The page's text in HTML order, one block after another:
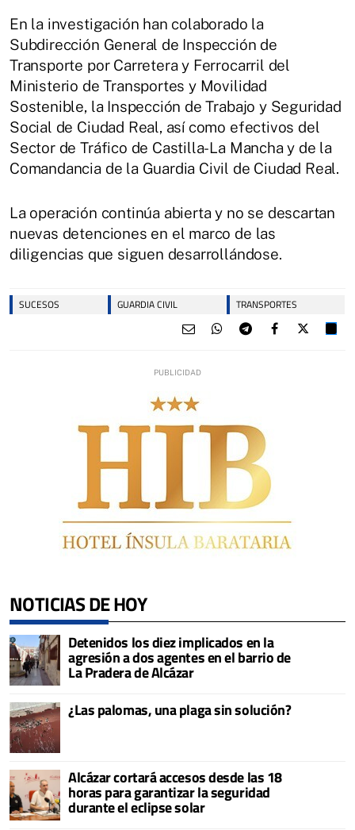
En la investigación han colaborado la
Subdirección General de Inspección de
Transporte por Carretera y Ferrocarril del
Ministerio de Transportes y Movilidad
Sostenible, la Inspección de Trabajo y Seguridad
Social de Ciudad Real, así como efectivos del
Sector de Tráfico de Castilla-La Mancha y de la
Comandancia de la Guardia Civil de Ciudad Real.
La operación continúa abierta y no se descartan
nuevas detenciones en el marco de las
diligencias que siguen desarrollándose.
SUCESOS GUARDIA CIVIL TRANSPORTES
NOTICIAS DE HOY
Detenidos los diez implicados en la
agresión a dos agentes en el barrio de
La Pradera de Alcázar
¿Las palomas, una plaga sin solución?
Alcázar cortará accesos desde las 18
horas para garantizar la seguridad
durante el eclipse solar